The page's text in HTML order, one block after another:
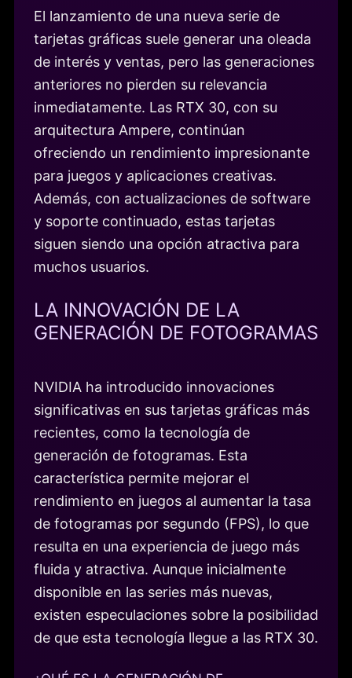
El lanzamiento de una nueva serie de
tarjetas gráficas suele generar una oleada
de interés y ventas, pero las generaciones
anteriores no pierden su relevancia
inmediatamente. Las RTX 30, con su
arquitectura Ampere, continúan
ofreciendo un rendimiento impresionante
para juegos y aplicaciones creativas.
Además, con actualizaciones de software
y soporte continuado, estas tarjetas
siguen siendo una opción atractiva para
muchos usuarios.
LA INNOVACIÓN DE LA
GENERACIÓN DE FOTOGRAMAS
NVIDIA ha introducido innovaciones
significativas en sus tarjetas gráficas más
recientes, como la tecnología de
generación de fotogramas. Esta
característica permite mejorar el
rendimiento en juegos al aumentar la tasa
de fotogramas por segundo (FPS), lo que
resulta en una experiencia de juego más
fluida y atractiva. Aunque inicialmente
disponible en las series más nuevas,
existen especulaciones sobre la posibilidad
de que esta tecnología llegue a las RTX 30.